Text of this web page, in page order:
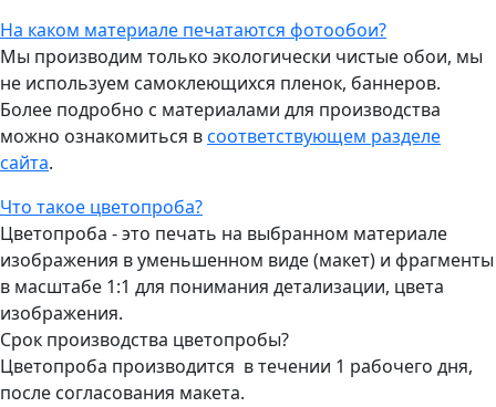
На каком материале печатаются фотообои?
Мы производим только экологически чистые обои, мы
не используем самоклеющихся пленок, баннеров.
Более подробно с материалами для производства
можно ознакомиться всоответствующем разделе
сайта.
Что такое цветопроба?
Цветопроба - это печать на выбранном материале
изображения в уменьшенном виде (макет) и фрагменты
в масштабе 1:1 для понимания детализации, цвета
изображения.
Срок производства цветопробы?
Цветопроба производится в течении 1 рабочего дня,
после согласования макета.